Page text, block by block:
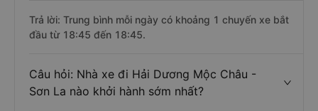
Trả lời: Trung bình mỗi ngày có khoảng 1 chuyến xe bắt
đầu từ 18:45 đến 18:45.
Câu hỏi: Nhà xe đi Hải Dương Mộc Châu -
Sơn La nào khởi hành sớm nhất?